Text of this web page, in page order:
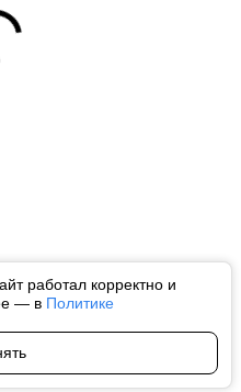
работал корректно и
— в Политике